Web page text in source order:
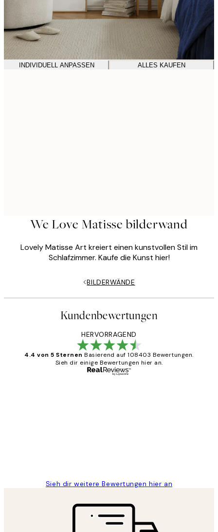
INDIVIDUELL ANPASSEN ALLES KAUFEN
We Love Matisse bilderwand
Lovely Matisse Art kreiert einen kunstvollen Stil im
Schlafzimmer. Kaufe die Kunst hier!
BILDERWÄNDE
Kundenbewertungen
HERVORRAGEND
4.4 von 5 Sternen Basierend auf 108403 Bewertungen.
Sieh dir einige Bewertungen hier an.
Sieh dir weitere Bewertungen hier an